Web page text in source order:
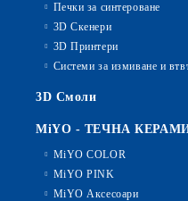
Печки за синтероване
3D Скенери
3D Принтери
Системи за измиване и
3D Смоли
MiYO - ТЕЧНА
MiYO COLOR
MiYO PINK
MiYO Аксесоари